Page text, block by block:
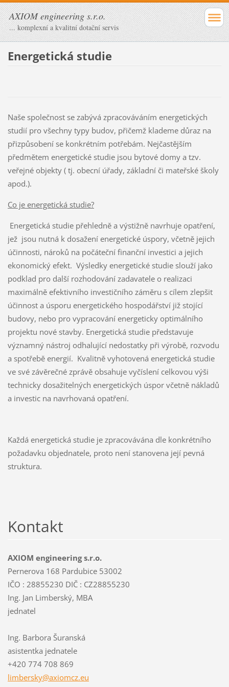
AXIOM engineering s.r.o.
... komplexní a kvalitní dotační servis
Energetická studie
Naše společnost se zabývá zpracováváním energetických
studií pro všechny typy budov, přičemž klademe důraz na
přizpůsobení se konkrétním potřebám. Nejčastějším
předmětem energetické studie jsou bytové domy a tzv.
veřejné objekty ( tj. obecní úřady, základní či mateřské školy
apod.).
Co je energetická studie?
Energetická studie přehledně a výstižně navrhuje opatření,
jež jsou nutná k dosažení energetické úspory, včetně jejich
účinnosti, nároků na počáteční finanční investici a jejich
ekonomický efekt. Výsledky energetické studie slouží jako
podklad pro další rozhodování zadavatele o realizaci
maximálně efektivního investičního záměru s cílem zlepšit
účinnost a úsporu energetického hospodářství již stojící
budovy, nebo pro vypracování energeticky optimálního
projektu nové stavby. Energetická studie představuje
významný nástroj odhalující nedostatky při výrobě, rozvodu
a spotřebě energií. Kvalitně vyhotovená energetická studie
ve své závěrečné zprávě obsahuje vyčíslení celkovou výši
technicky dosažitelných energetických úspor včetně nákladů
a investic na navrhovaná opatření.
Každá energetická studie je zpracovávána dle konkrétního
požadavku objednatele, proto není stanovena její pevná
struktura.
Kontakt
AXIOM engineering s.r.o.
Pernerova 168 Pardubice 53002
IČO : 28855230 DIČ : CZ28855230
Ing. Jan Limberský, MBA
jednatel
Ing. Barbora Šuranská
asistentka jednatele
+420 774 708 869
limbersky@axiomcz.eu